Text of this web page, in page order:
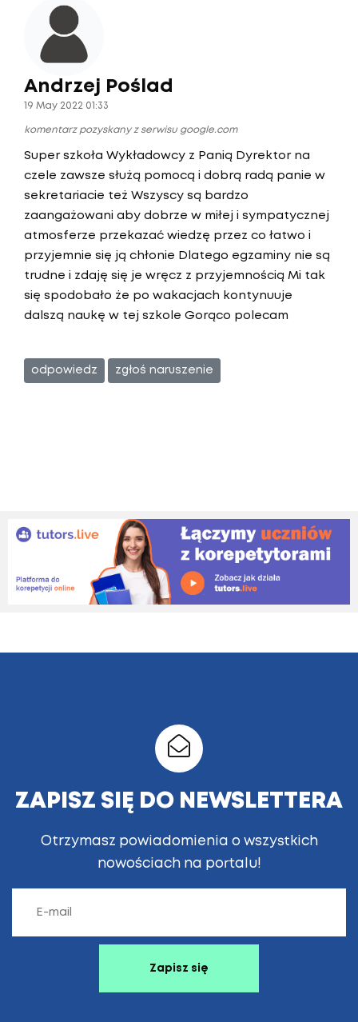
Andrzej Poślad
19 May 2022 01:33
komentarz pozyskany z serwisu google.com
Super szkoła Wykładowcy z Panią Dyrektor na
czele zawsze służą pomocą i dobrą radą panie w
sekretariacie też Wszyscy są bardzo
zaangażowani aby dobrze w miłej i sympatycznej
atmosferze przekazać wiedzę przez co łatwo i
przyjemnie się ją chłonie Dlatego egzaminy nie są
trudne i zdaję się je wręcz z przyjemnością Mi tak
się spodobało że po wakacjach kontynuuje
dalszą naukę w tej szkole Gorąco polecam
odpowiedz zgłoś naruszenie
ZAPISZ SIĘ DO NEWSLETTERA
Otrzymasz powiadomienia o wszystkich
nowościach na portalu!